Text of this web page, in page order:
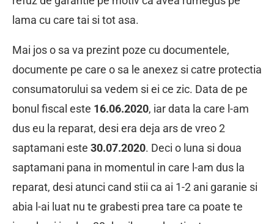
lama cu care tai si tot asa.
Mai jos o sa va prezint poze cu documentele,
documente pe care o sa le anexez si catre protectia
consumatorului sa vedem si ei ce zic. Data de pe
bonul fiscal este 16.06.2020, iar data la care l-am
dus eu la reparat, desi era deja ars de vreo 2
saptamani este 30.07.2020. Deci o luna si doua
saptamani pana in momentul in care l-am dus la
reparat, desi atunci cand stii ca ai 1-2 ani garanie si
abia l-ai luat nu te grabesti prea tare ca poate te